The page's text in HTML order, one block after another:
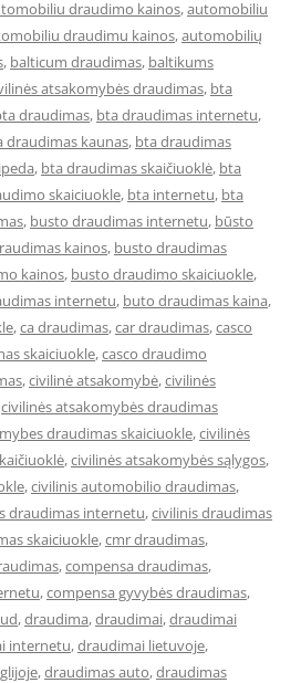
draudimo kainos,automobiliu
draudimu kainos,automobilių
, balticum draudimas, baltikums
atsakomybės draudimas, bta
draudimas, bta draudimas internetu,
draudimas kaunas, bta draudimas
, bta draudimas skaičiuoklė, bta
skaiciuokle, bta internetu, bta
, busto draudimas internetu, būsto
kainos, busto draudimas
kainos, busto draudimo skaiciuokle,
internetu, buto draudimas kaina,
,ca draudimas,car draudimas,casco
skaiciuokle,casco draudimo
,civilinė atsakomybė,civilinės
civilinės atsakomybės draudimas
draudimas skaiciuokle,civilinės
,civilinės atsakomybės sąlygos,
,civilinis automobilio draudimas,
draudimas internetu,civilinis draudimas
skaiciuokle,cmr draudimas,
,compensa draudimas,
,compensa gyvybės draudimas,
,draudima,draudimai,draudimai
internetu,draudimai lietuvoje,
,draudimas auto,draudimas